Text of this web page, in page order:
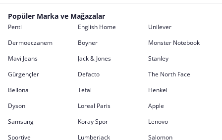
Popüler Marka ve Mağazalar
Penti English Home
Unilever
Dermoeczanem
Boyner
Monster Notebook
Mavi Jeans
Jack & Jones
Stanley
Gürgençler
Defacto
The North Face
Bellona
Tefal
Henkel
Dyson
Loreal Paris
Apple
Samsung
Koray Spor
Lenovo
Sportive
Lumberjack Salomon